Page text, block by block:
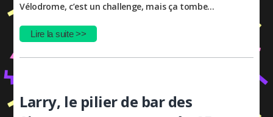
Vélodrome, c’est un challenge, mais ça tombe…
Lire la suite >>
Larry, le pilier de bar des